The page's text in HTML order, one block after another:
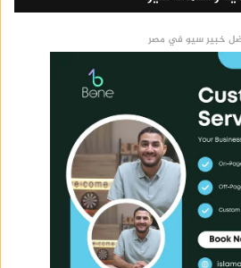
خبير سيو في مصر